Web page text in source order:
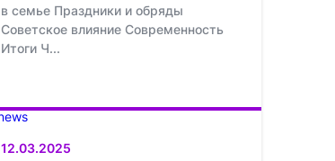
в семье Праздники и обряды
Советское влияние Современность
Итоги Ч...
12.03.2025